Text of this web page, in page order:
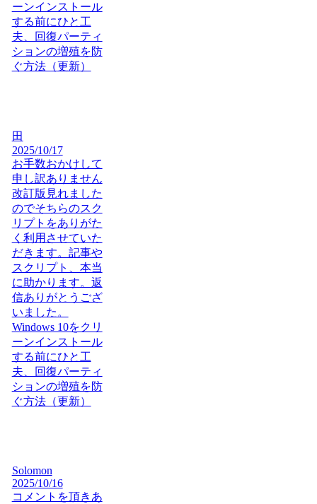
ーンインストール
する前にひと工
夫、回復パーティ
ションの増殖を防
ぐ方法（更新）
田
2025/10/17
お手数おかけして
申し訳ありません
改訂版見れました
のでそちらのスク
リプトをありがた
く利用させていた
だきます。記事や
スクリプト、本当
に助かります。返
信ありがとうござ
いました。
Windows 10をクリ
ーンインストール
する前にひと工
夫、回復パーティ
ションの増殖を防
ぐ方法（更新）
Solomon
2025/10/16
コメントを頂きあ